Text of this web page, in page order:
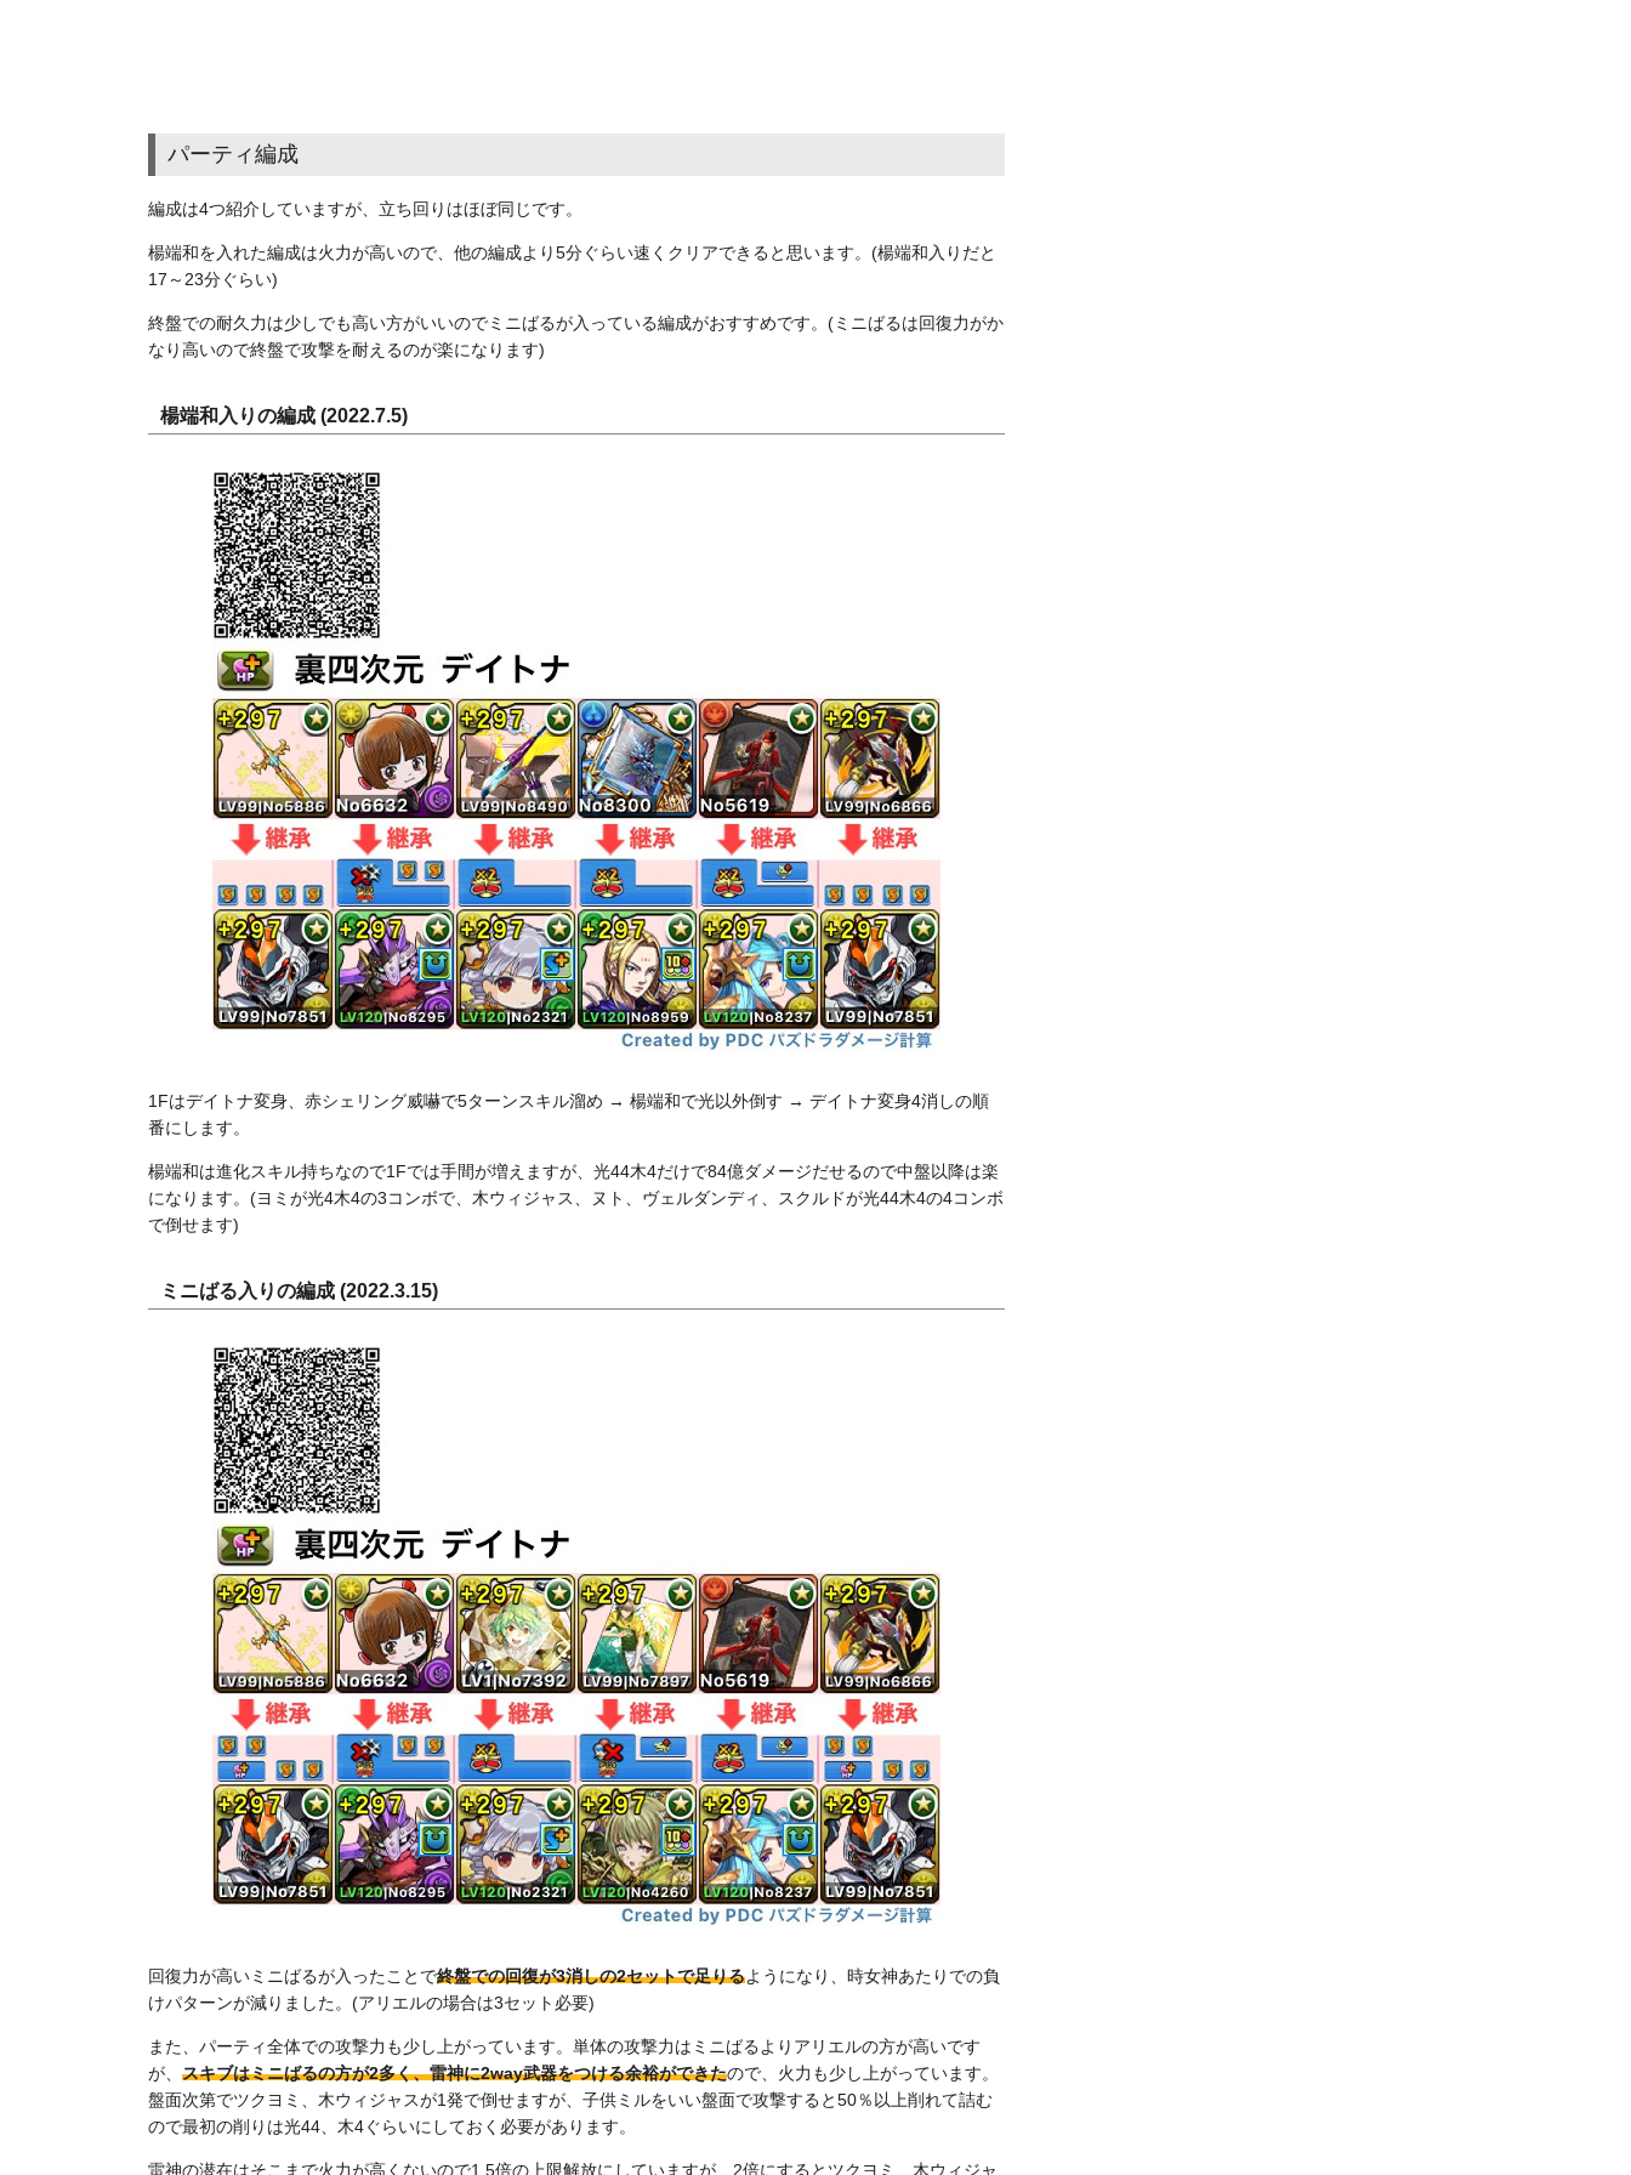
パーティ編成
編成は4つ紹介していますが、立ち回りはほぼ同じです。
楊端和を入れた編成は火力が高いので、他の編成より5分ぐらい速くクリアできると思います。(楊端和入りだと
17～23分ぐらい)
終盤での耐久力は少しでも高い方がいいのでミニばるが入っている編成がおすすめです。(ミニばるは回復力がか
なり高いので終盤で攻撃を耐えるのが楽になります)
楊端和入りの編成 (2022.7.5)
1Fはデイトナ変身、赤シェリング威嚇で5ターンスキル溜め → 楊端和で光以外倒す → デイトナ変身4消しの順
番にします。
楊端和は進化スキル持ちなので1Fでは手間が増えますが、光44木4だけで84億ダメージだせるので中盤以降は楽
になります。(ヨミが光4木4の3コンボで、木ウィジャス、ヌト、ヴェルダンディ、スクルドが光44木4の4コンボ
で倒せます)
ミニばる入りの編成 (2022.3.15)
回復力が高いミニばるが入ったことで終盤での回復が3消しの2セットで足りるようになり、時女神あたりでの負
けパターンが減りました。(アリエルの場合は3セット必要)
また、パーティ全体での攻撃力も少し上がっています。単体の攻撃力はミニばるよりアリエルの方が高いです
が、 スキブはミニばるの方が2多く、雷神に2way武器をつける余裕ができたので、火力も少し上がっています。
盤面次第でツクヨミ、木ウィジャスが1発で倒せますが、子供ミルをいい盤面で攻撃すると50％以上削れて詰む
ので最初の削りは光44、木4ぐらいにしておく必要があります。
雷神の潜在はそこまで火力が高くないので1.5倍の上限解放にしていますが、2倍にするとツクヨミ、木ウィジャ